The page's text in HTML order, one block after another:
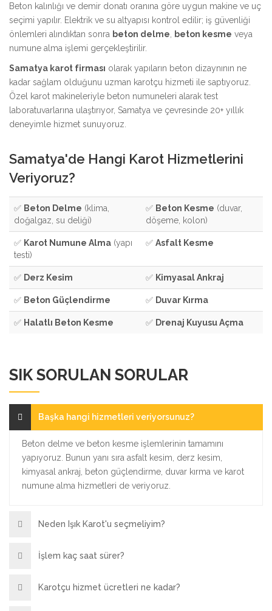
Beton kalınlığı ve demir donatı oranına göre uygun makine ve uç
seçimi yapılır. Elektrik ve su altyapısı kontrol edilir; iş güvenliği
önlemleri alındıktan sonra beton delme beton kesme veya
numune alma işlemi gerçekleştirilir.
Samatya karot firması olarak yapıların beton dizaynının ne
kadar sağlam olduğunu uzman karotçu hizmeti ile saptıyoruz.
Özel karot makineleriyle beton numuneleri alarak test
laboratuvarlarına ulaştırıyor, Samatya ve çevresinde 20+ yıllık
deneyimle hizmet sunuyoruz.
Samatya'de Hangi Karot Hizmetlerini
Veriyoruz?
✅ Beton Delme (klima,
doğalgaz, su deliği)
✅ Beton Kesme (duvar,
döşeme, kolon)
✅ Karot Numune Alma (yapı
testi)
✅ Asfalt Kesme
✅ Derz Kesim ✅ Kimyasal Ankraj
✅ Beton Güçlendirme ✅ Duvar Kırma
✅ Halatlı Beton Kesme ✅ Drenaj Kuyusu Açma
SIK SORULAN SORULAR
Başka hangi hizmetleri veriyorsunuz?
Beton delme ve beton kesme işlemlerinin tamamını
yapıyoruz. Bunun yanı sıra asfalt kesim, derz kesim,
kimyasal ankraj, beton güçlendirme, duvar kırma ve karot
numune alma hizmetleri de veriyoruz.
Neden Işık Karot'u seçmeliyim?
İşlem kaç saat sürer?
Karotçu hizmet ücretleri ne kadar?